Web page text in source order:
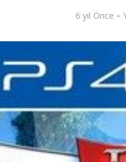
6 yıl Önce